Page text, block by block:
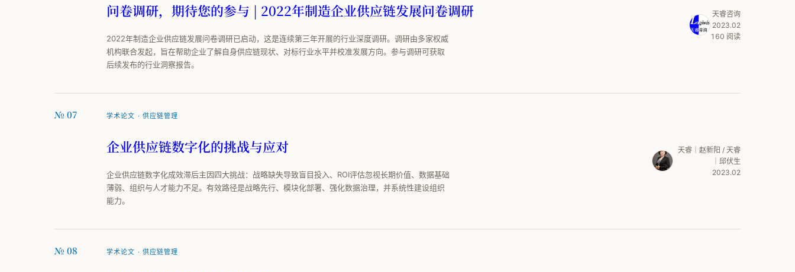
问卷调研，期待您的参与 | 2022年制造企业供应链发展问卷调研
2022年制造企业供应链发展问卷调研已启动，这是连续第三年开展的行业深度调研。调研由多家权威
机构联合发起，旨在帮助企业了解自身供应链现状、对标行业水平并校准发展方向。参与调研可获取
后续发布的行业洞察报告。
天睿咨询
2023.02
160 阅读
№ 07 学术论文 · 供应链管理
企业供应链数字化的挑战与应对
企业供应链数字化成效滞后主因四大挑战：战略缺失导致盲目投入、ROI评估忽视长期价值、数据基础
薄弱、组织与人才能力不足。有效路径是战略先行、模块化部署、强化数据治理，并系统性建设组织
能力。
天睿｜赵新阳 / 天睿
｜邱伏生
2023.02
№ 08 学术论文 · 供应链管理